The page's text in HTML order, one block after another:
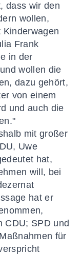
dass wir den
wollen,
Frank
in der
wollen die
dazu gehört,
von einem
und auch die
mit großer
Uwe
hat,
will, bei
hat er
CDU; SPD und
für